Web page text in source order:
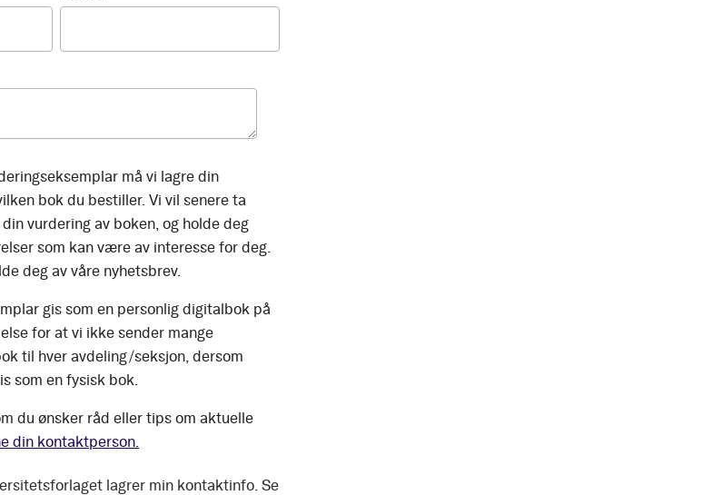
må vi lagre din
bok du bestiller. Vi vil senere ta
vurdering av boken, og holde deg
som kan være av interesse for deg.
deg av våre nyhetsbrev.
gis som en personlig digitalbok på
for at vi ikke sender mange
til hver avdeling/seksjon, dersom
som en fysisk bok.
du ønsker råd eller tips om aktuelle
din kontaktperson.
lagrer min kontaktinfo. Se